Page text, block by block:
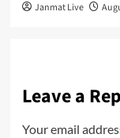
Janmat Live
Leave a
Your email